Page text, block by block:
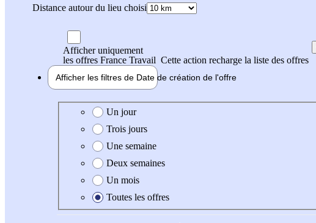
Distance autour du lieu choisi
Afficher uniquement
les offres France Travail Cette action recharge la liste des offres
Afficher les filtres de Date de création de l'offre
Date de création de l'offre
Un jour
Trois jours
Une semaine
Deux semaines
Un mois
Toutes les offres